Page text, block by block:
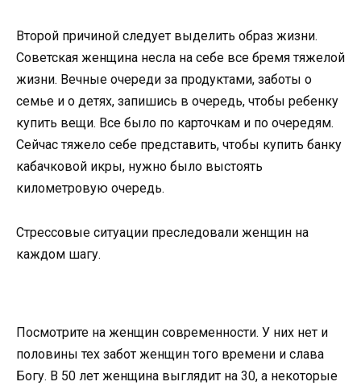
Второй причиной следует выделить образ жизни.
Советская женщина несла на себе все бремя тяжелой
жизни. Вечные очереди за продуктами, заботы о
семье и о детях, запишись в очередь, чтобы ребенку
купить вещи. Все было по карточкам и по очередям.
Сейчас тяжело себе представить, чтобы купить банку
кабачковой икры, нужно было выстоять
километровую очередь.
Стрессовые ситуации преследовали женщин на
каждом шагу.
Посмотрите на женщин современности. У них нет и
половины тех забот женщин того времени и слава
Богу. В 50 лет женщина выглядит на 30, а некоторые